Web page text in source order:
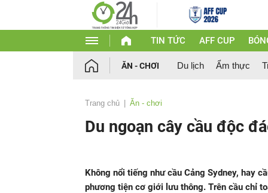
TIN TỨC AFF CUP
ĂN - CHƠI Du lịch Ẩm thực
Trang chủ Ăn - chơi
Du ngoạn cây cầu độc
Không nổi tiếng như cầu Cảng Sydney, hay
phương tiện cơ giới lưu thông. Trên cầu chỉ